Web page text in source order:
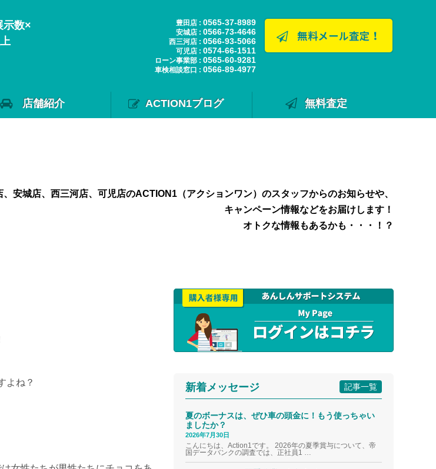
示数×
豊田店 : 0565-37-8989
安城店 : 0566-73-4646
西三河店 : 0566-93-5066
可児店 : 0574-66-1511
ローン事業部 : 0565-60-9281
車検相談窓口 : 0566-89-4977
店舗紹介 ACTION1ブログ 無料査定
、安城店、西三河店、可児店のACTION1（アクションワン）のスタッフからのお知らせや、
キャンペーン情報などをお届けします！
オトクな情報もあるかも・・・！？
よね？ 記事一覧
新着メッセージ
夏のボーナスは、ぜひ車の頭金に！もう使っちゃい
ましたか？
2026年7月30日
こんにちは、Action1です。 2026年の夏季賞与について、帝
国データバンクの調査では、正社員1 …